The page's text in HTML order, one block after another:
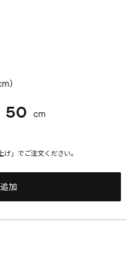
）
50 cm
」でご注文ください。
加